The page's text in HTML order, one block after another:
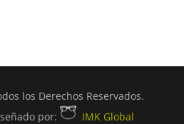
los Derechos Reservados.
por:
IMK Global